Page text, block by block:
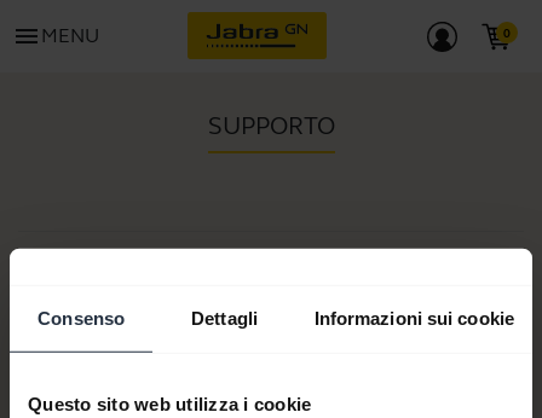
Consenso Dettagli Informazioni sui cookie
Questo sito web utilizza i cookie
menu MENU
SUPPORTO
Numero/i del modello: